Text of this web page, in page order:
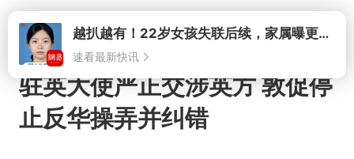
打开
驻英大使严正交涉英方 敦促停
止反华操弄并纠错